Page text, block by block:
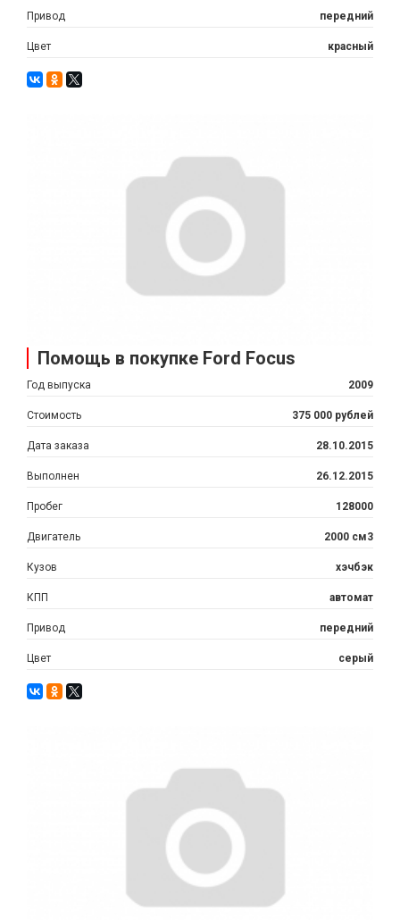
Привод передний
Цвет красный
Помощь в покупке Ford Focus
Год выпуска 2009
Стоимость 375 000 рублей
Дата заказа 28.10.2015
Выполнен 26.12.2015
Пробег 128000
Двигатель 2000 см3
Кузов хэчбэк
КПП автомат
Привод передний
Цвет серый